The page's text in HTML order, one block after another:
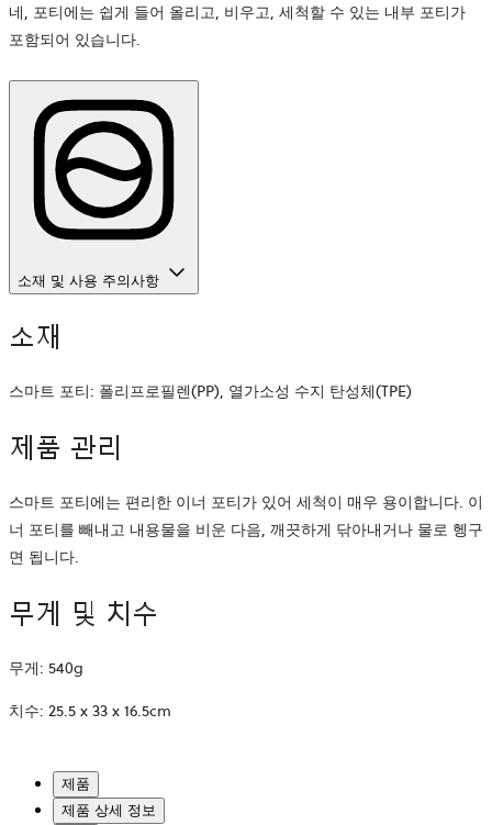
네, 포티에는 쉽게 들어 올리고, 비우고, 세척할 수 있는 내부 포티가
포함되어 있습니다.
소재 및 사용 주의사항
소재
스마트 포티: 폴리프로필렌(PP), 열가소성 수지 탄성체(TPE)
제품 관리
스마트 포티에는 편리한 이너 포티가 있어 세척이 매우 용이합니다. 이
너 포티를 빼내고 내용물을 비운 다음, 깨끗하게 닦아내거나 물로 헹구
면 됩니다.
무게 및 치수
무게: 540g
치수: 25.5 x 33 x 16.5cm
제품
제품 상세 정보